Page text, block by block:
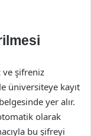
ve şifreniz
üniversiteye kayıt
yer alır.
olarak
bu şifreyi